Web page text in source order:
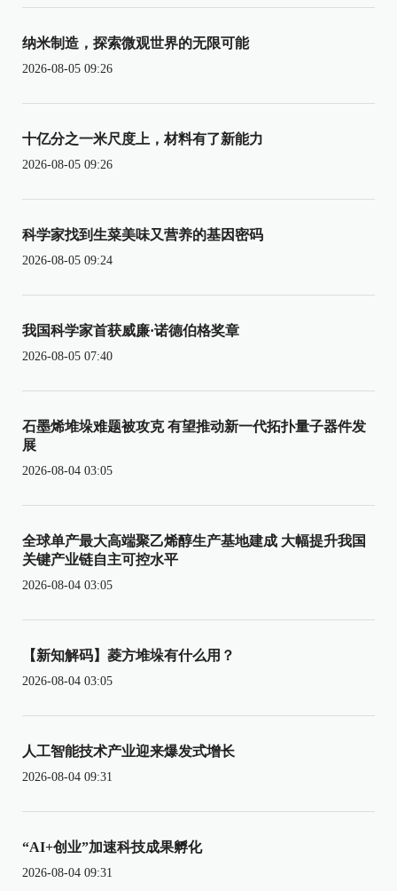
纳米制造，探索微观世界的无限可能
2026-08-05 09:26
十亿分之一米尺度上，材料有了新能力
2026-08-05 09:26
科学家找到生菜美味又营养的基因密码
2026-08-05 09:24
我国科学家首获威廉·诺德伯格奖章
2026-08-05 07:40
石墨烯堆垛难题被攻克 有望推动新一代拓扑量子器件发
展
2026-08-04 03:05
全球单产最大高端聚乙烯醇生产基地建成 大幅提升我国
关键产业链自主可控水平
2026-08-04 03:05
【新知解码】菱方堆垛有什么用？
2026-08-04 03:05
人工智能技术产业迎来爆发式增长
2026-08-04 09:31
“AI+创业”加速科技成果孵化
2026-08-04 09:31